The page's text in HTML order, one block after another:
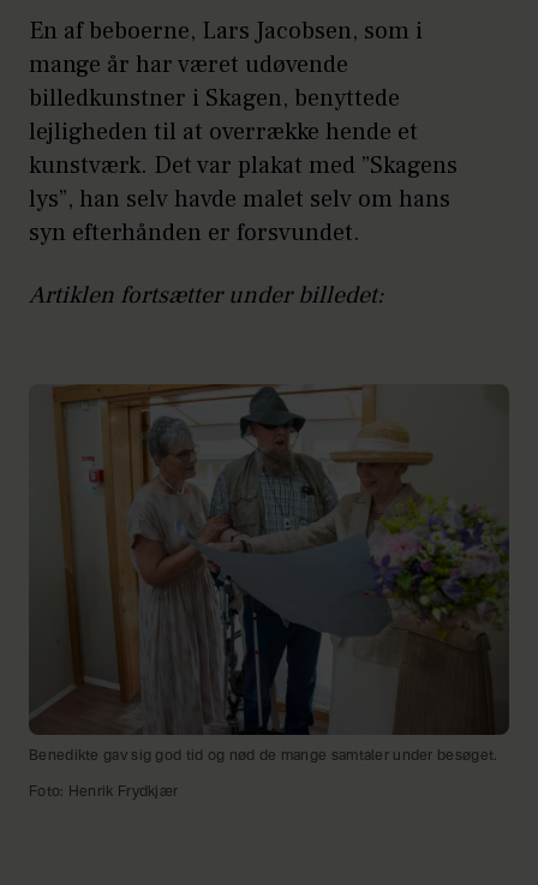
En af beboerne, Lars Jacobsen, som i
mange år har været udøvende
billedkunstner i Skagen, benyttede
lejligheden til at overrække hende et
kunstværk. Det var plakat med ”Skagens
lys”, han selv havde malet selv om hans
syn efterhånden er forsvundet.
Artiklen fortsætter under billedet:
Benedikte gav sig god tid og nød de mange samtaler under besøget.
Foto: Henrik Frydkjær